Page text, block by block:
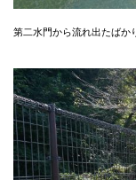
第二水門から流れ出たばか